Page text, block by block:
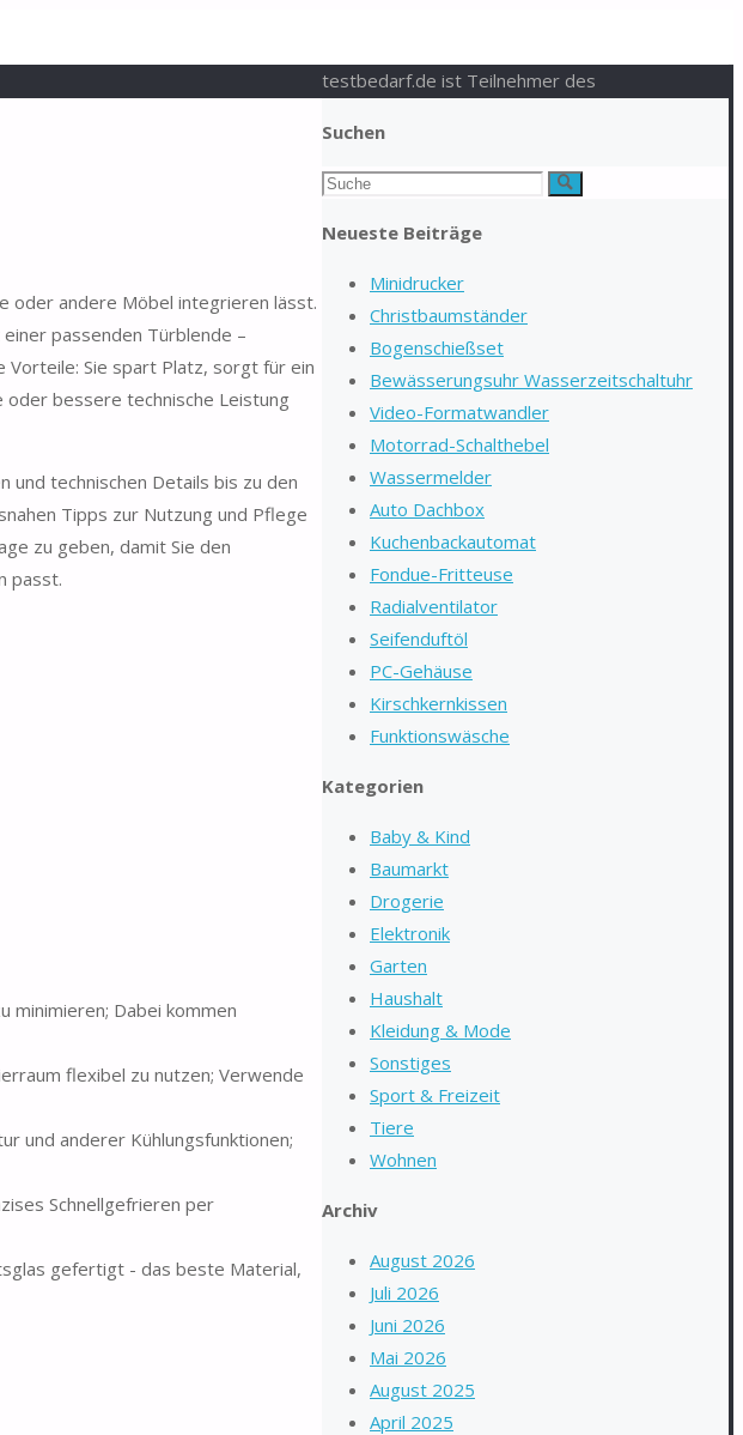
oder andere Möbel integrieren lässt.
passenden Türblende –
Sie spart Platz, sorgt für ein
oder bessere technische Leistung
und technischen Details bis zu den
Tipps zur Nutzung und Pflege
zu geben, damit Sie den
passt.
minimieren; Dabei kommen
flexibel zu nutzen; Verwende
und anderer Kühlungsfunktionen;
Schnellgefrieren per
gefertigt - das beste Material,
Suchen
Suchen
Suche
Neueste Beiträge
Minidrucker
Christbaumständer
Bogenschießset
Bewässerungsuhr Wasserzeitschaltuhr
Video-Formatwandler
Motorrad-Schalthebel
Wassermelder
Auto Dachbox
Kuchenbackautomat
Fondue-Fritteuse
Radialventilator
Seifenduftöl
PC-Gehäuse
Kirschkernkissen
Funktionswäsche
Kategorien
Baby & Kind
Baumarkt
Drogerie
Elektronik
Garten
Haushalt
Kleidung & Mode
Sonstiges
Sport & Freizeit
Tiere
Wohnen
Archiv
August 2026
Juli 2026
Juni 2026
Mai 2026
August 2025
April 2025
testbedarf.de ist Teilnehmer des